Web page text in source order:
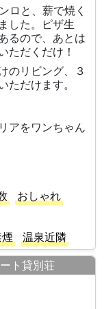
ロと、薪で焼く
した。ピザ生
るので、あとは
ただくだけ！
のリビング、３
だけます。
アをワンちゃん
おしゃれ
温泉近隣
ト貸別荘